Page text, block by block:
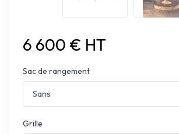
6 600 € HT
Sac de rangement
Grille